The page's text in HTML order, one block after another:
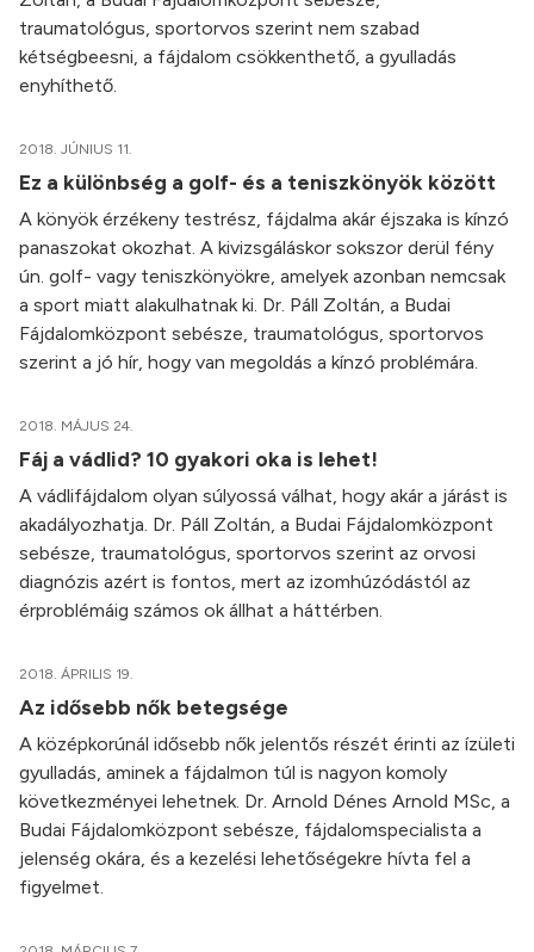
traumatológus, sportorvos szerint nem szabad
kétségbeesni, a fájdalom csökkenthető, a gyulladás
enyhíthető.
2018. JÚNIUS 11.
Ez a különbség a golf- és a teniszkönyök között
A könyök érzékeny testrész, fájdalma akár éjszaka is kínzó
panaszokat okozhat. A kivizsgáláskor sokszor derül fény
ún. golf- vagy teniszkönyökre, amelyek azonban nemcsak
a sport miatt alakulhatnak ki. Dr. Páll Zoltán, a Budai
Fájdalomközpont sebésze, traumatológus, sportorvos
szerint a jó hír, hogy van megoldás a kínzó problémára.
2018. MÁJUS 24.
Fáj a vádlid? 10 gyakori oka is lehet!
A vádlifájdalom olyan súlyossá válhat, hogy akár a járást is
akadályozhatja. Dr. Páll Zoltán, a Budai Fájdalomközpont
sebésze, traumatológus, sportorvos szerint az orvosi
diagnózis azért is fontos, mert az izomhúzódástól az
érproblémáig számos ok állhat a háttérben.
2018. ÁPRILIS 19.
Az idősebb nők betegsége
A középkorúnál idősebb nők jelentős részét érinti az ízületi
gyulladás, aminek a fájdalmon túl is nagyon komoly
következményei lehetnek. Dr. Arnold Dénes Arnold MSc, a
Budai Fájdalomközpont sebésze, fájdalomspecialista a
jelenség okára, és a kezelési lehetőségekre hívta fel a
figyelmet.